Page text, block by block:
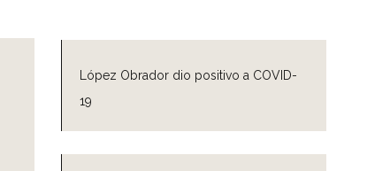
López Obrador dio positivo a COVID-
19